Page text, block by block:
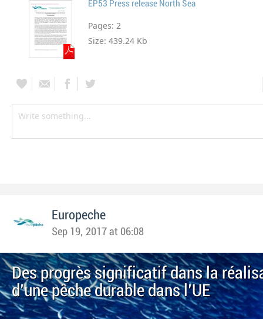
EP53 Press release North Sea
Pages: 2
Size: 439.24 Kb
Europeche
Sep 19, 2017 at 06:08
Des progrès significatif dans la
d'une pêche durable dans l'UE